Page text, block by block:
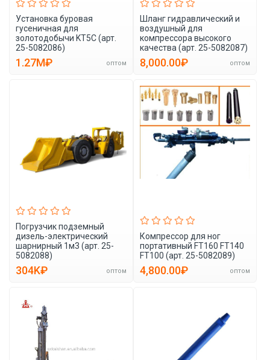
Установка буровая
гусеничная для
золотодобычи KT5C (арт.
25-5082086)
1.27M₽ оптом
Шланг гидравлический и
воздушный для
компрессора высокого
качества (арт. 25-5082087)
8,000.00₽ оптом
Погрузчик подземный
дизель-электрический
шарнирный 1м3 (арт. 25-
5082088)
304K₽ оптом
Компрессор для ног
портативный FT160 FT140
FT100 (арт. 25-5082089)
4,800.00₽ оптом